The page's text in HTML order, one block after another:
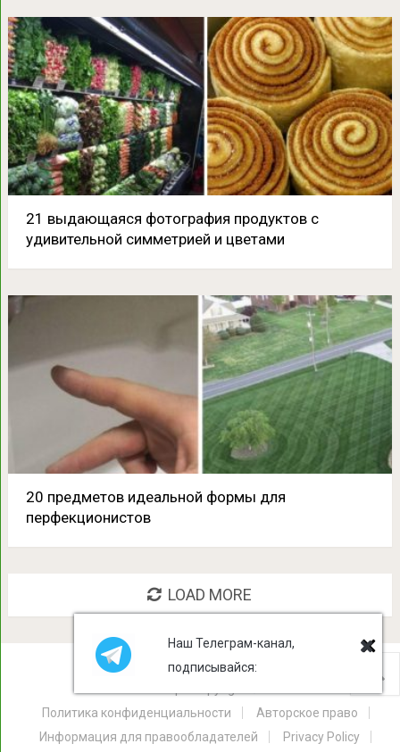
21 выдающаяся фотография продуктов с
удивительной симметрией и цветами
20 предметов идеальной формы для
перфекционистов
LOAD MORE
Политика конфиденциальности
Авторское право
Информация для правообладателей
Privacy Policy
Наш Телеграм-канал,
подписывайся: